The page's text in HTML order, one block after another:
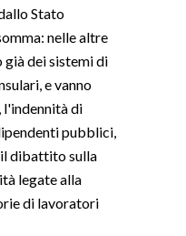
Stato
nelle altre
già dei sistemi di
e vanno
di
pubblici,
il dibattito sulla
legate alla
di lavoratori